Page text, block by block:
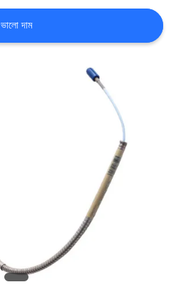
ভালো দাম